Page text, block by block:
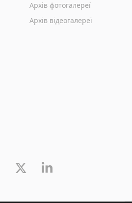
Архів фотогалереї
Архів відеогалереї